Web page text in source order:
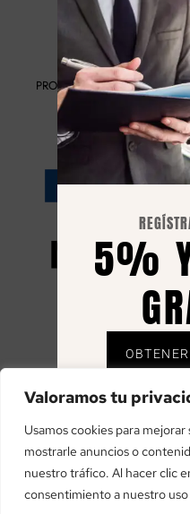
Valoramos tu
Usamos cookies para
mostrarle anuncios o
nuestro tráfico. Al hacer clic
consentimiento a nuestro uso
PROGRAMA KIT DIGITAL
GENERATION DEL
«financiado por la Unión
«Financiado por la Unión
embargo, los puntos de
únicamente los del autor o
los de la Unión Europea o
Europea ni la Comisión
5%
mediante cupón